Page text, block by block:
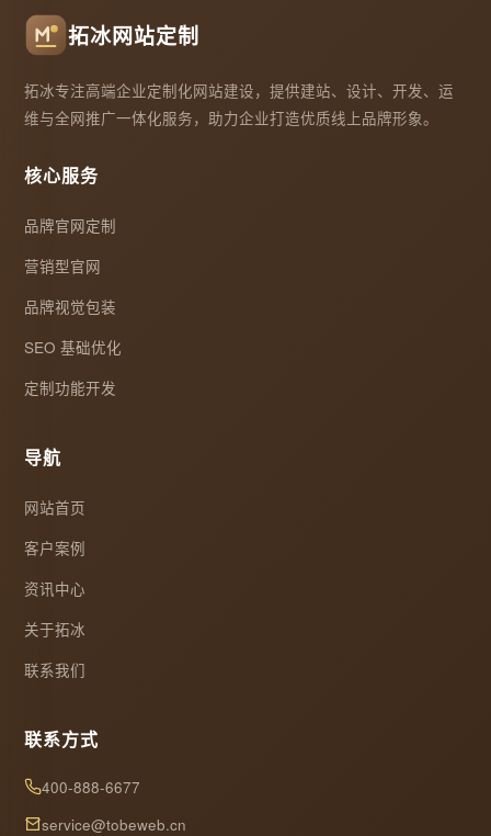
拓冰网站定制
拓冰专注高端企业定制化网站建设，提供建站、设计、开发、运
维与全网推广一体化服务，助力企业打造优质线上品牌形象。
核心服务
品牌官网定制
营销型官网
品牌视觉包装
SEO 基础优化
定制功能开发
导航
网站首页
客户案例
资讯中心
关于拓冰
联系我们
联系方式
400-888-6677
service@tobeweb.cn